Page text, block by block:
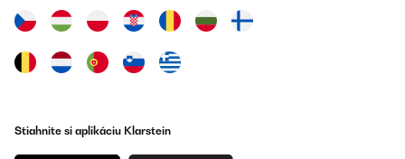
einen angebauten Akku. So läuft der Brunnen auch, wenn es
schon dunkel ist oder die Sonne nicht scheint. Bei mir war der
muss man nur den Knopf auf der Rückseite des Solar Panels
drücken und schon geht es los (wenn alles angeschlossen ist).
nicht ganz: die Lämpchen brennen auch am Tag, was zwar nicht
stört, aber auch nicht viel bringt. Wenn man kein gutes
technisches Verständnis hat, dann ist die Anleitung etwas
Stiahnite si aplikáciu Klarstein